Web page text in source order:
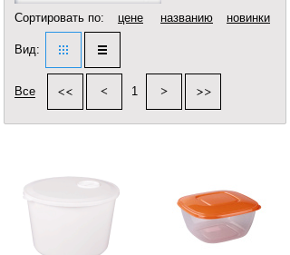
Сортировать по:
цене названию новинки
Вид:
Все 1